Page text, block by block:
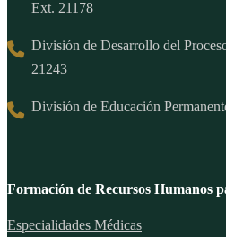
Ext. 21178
División de Desarrollo del
21243
División de Educación
Formación de Recursos Humanos
Especialidades Médicas